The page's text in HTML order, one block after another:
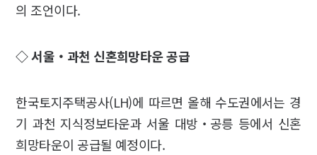
의 조언이다.
◇ 서울‧과천 신혼희망타운 공급
한국토지주택공사(LH)에 따르면 올해 수도권에서는 경
기 과천 지식정보타운과 서울 대방‧공릉 등에서 신혼
희망타운이 공급될 예정이다.